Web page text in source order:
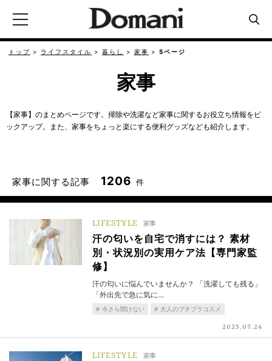
トップ ライフスタイル 暮らし 家事 5ページ
家事
【家事】のまとめページです。掃除や洗濯など家事に関するお役立ち情報をピ
ックアップ。また、家事をちょっと楽にする便利グッズなども紹介します。
家事に関する記事 1206 件
LIFESTYLE 家事
汗の匂いを自宅で消すには？ 素材
別・状況別の実用ケア法【専門家監
修】
汗の匂いに悩んでいませんか？ 「洗濯しても残る」
「外出先で急に気に…
今さら聞けない 大人のプチプラコスメ
2025.07.24
LIFESTYLE 家事